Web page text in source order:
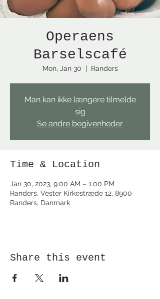
Operaens
Barselscafé
Mon, Jan 30
  |
Randers
Man kan ikke længere tilmelde
sig
Se andre begivenheder
Time & Location
Jan 30, 2023, 9:00 AM – 1:00 PM
Randers, Vester Kirkestræde 12, 8900
Randers, Danmark
Share this event